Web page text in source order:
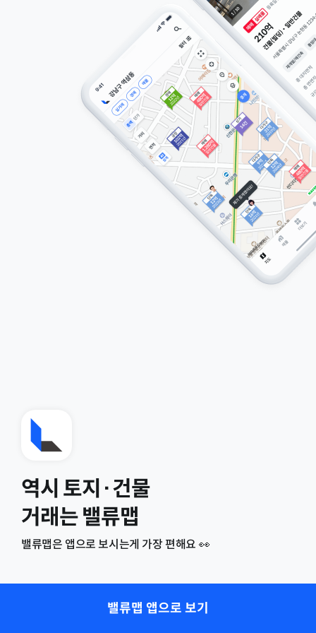
역시 토지·건물
거래는 밸류맵
밸류맵은 앱으로 보시는게 가장 편해요 👀
밸류맵 앱으로 보기